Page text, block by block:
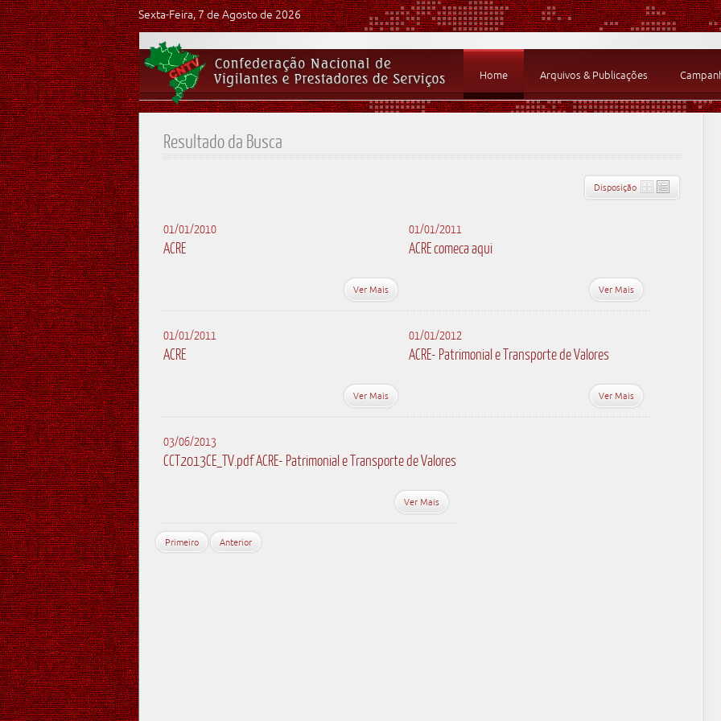
Sexta-Feira, 7 de Agosto de 2026
Home Arquivos & Publicações
Resultado da Busca
Disposição
01/01/2010
ACRE
Ver Mais
01/01/2011
ACRE comeca aqui
Ver Mais
01/01/2011
ACRE
Ver Mais
01/01/2012
ACRE- Patrimonial e Transporte de Valores
Ver Mais
03/06/2013
CCT2013CE_TV.pdf ACRE- Patrimonial e Transporte de Valores
Ver Mais
Primeiro Anterior